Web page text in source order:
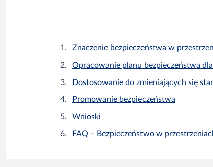
Znaczenie bezpieczeństwa w
Opracowanie planu bezpieczeństwa
Dostosowanie do zmieniających się
Promowanie bezpieczeństwa
Wnioski
FAQ – Bezpieczeństwo w